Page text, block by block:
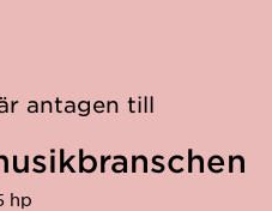
antagen till
hp